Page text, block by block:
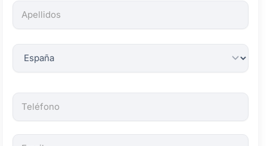
son
obligatorios.